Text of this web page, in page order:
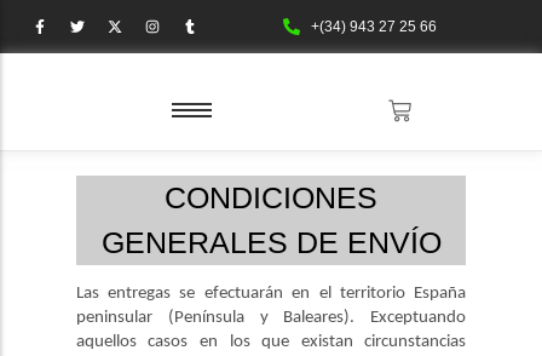
+(34) 943 27 25 66
CONDICIONES
GENERALES DE ENVÍO
Las entregas se efectuarán en el territorio España
peninsular (Península y Baleares). Exceptuando
aquellos casos en los que existan circunstancias